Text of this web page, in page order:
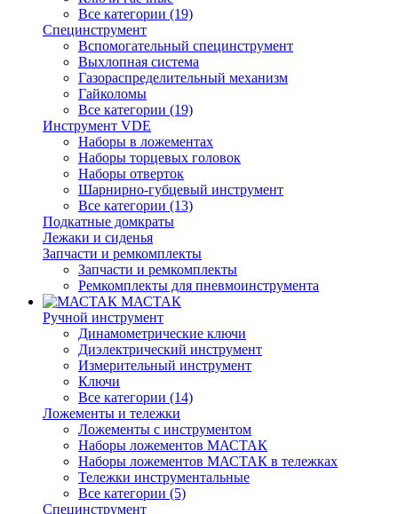
Все категории (19)
Специнструмент
Вспомогательный специнструмент
Выхлопная система
Газораспределительный механизм
Гайколомы
Все категории (19)
Инструмент VDE
Наборы в ложементах
Наборы торцевых головок
Наборы отверток
Шарнирно-губцевый инструмент
Все категории (13)
Подкатные домкраты
Лежаки и сиденья
Запчасти и ремкомплекты
Запчасти и ремкомплекты
Ремкомплекты для пневмоинструмента
МАСТАК
Ручной инструмент
Динамометрические ключи
Диэлектрический инструмент
Измерительный инструмент
Ключи
Все категории (14)
Ложементы и тележки
Ложементы с инструментом
Наборы ложементов МАСТАК
Наборы ложементов МАСТАК в тележках
Тележки инструментальные
Все категории (5)
Специнструмент